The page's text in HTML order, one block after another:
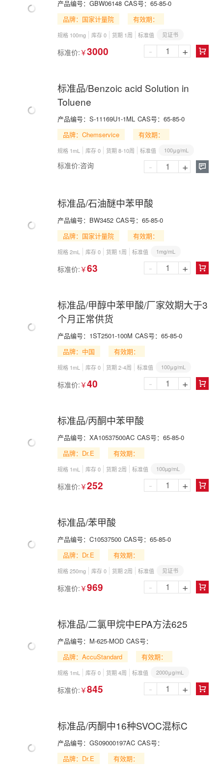
产品编号： GBW06148 CAS号： 65-85-0
品牌：国家计量院
有效期：
规格 100mg 库存 0 货期 1周 标准值 见证书
标准价: ￥3000 
- +
标准品/Benzoic acid Solution in
Toluene
产品编号： S-11169U1-1ML CAS号： 65-85-0
品牌：Chemservice
有效期：
规格 1mL 库存 0 货期 8-10周 标准值 100μg/mL
标准价:咨询 
- +
标准品/石油醚中苯甲酸
产品编号： BW3452 CAS号： 65-85-0
品牌：国家计量院
有效期：
规格 2mL 库存 0 货期 1周 标准值 1mg/mL
标准价: ￥63 
- +
标准品/甲醇中苯甲酸/厂家效期大于3
个月正常供货
产品编号： 1ST2501-100M CAS号： 65-85-0
品牌：中国
有效期：
规格 1mL 库存 0 货期 2-4周 标准值 100μg/mL
标准价: ￥40 
- +
标准品/丙酮中苯甲酸
产品编号： XA10537500AC CAS号： 65-85-0
品牌：Dr.E
有效期：
规格 1mL 库存 0 货期 2周 标准值 100µg/mL
标准价: ￥252 
- +
标准品/苯甲酸
产品编号： C10537500 CAS号： 65-85-0
品牌：Dr.E
有效期：
规格 250mg 库存 0 货期 2周 标准值 见证书
标准价: ￥969 
- +
标准品/二氯甲烷中EPA方法625
产品编号： M-625-MOD CAS号：
品牌：AccuStandard
有效期：
规格 1mL 库存 0 货期 4周 标准值 2000μg/mL
标准价: ￥845 
- +
标准品/丙酮中16种SVOC混标C
产品编号： GS09000197AC CAS号：
品牌：Dr.E
有效期：